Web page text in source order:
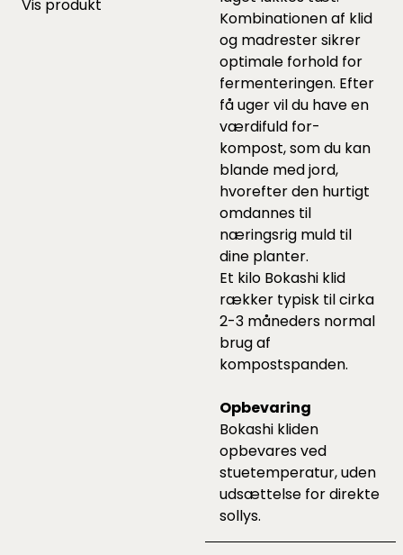
Vis produkt
Kombinationen af klid
og madrester sikrer
optimale forhold for
fermenteringen. Efter
få uger vil du have en
værdifuld for-
kompost, som du kan
blande med jord,
hvorefter den hurtigt
omdannes til
næringsrig muld til
dine planter.
Et kilo Bokashi klid
rækker typisk til cirka
2-3 måneders normal
brug af
kompostspanden.
Opbevaring
Bokashi kliden
opbevares ved
stuetemperatur, uden
udsættelse for direkte
sollys.